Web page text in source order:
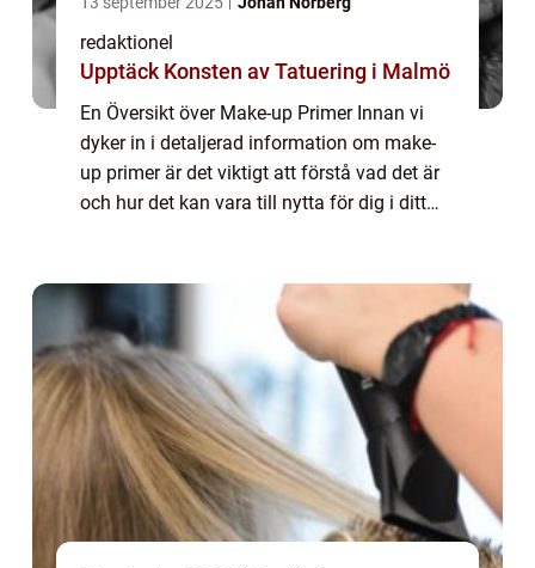
redaktionel
Upptäck Konsten av Tatuering i Malmö
En Översikt över Make-up Primer Innan vi
dyker in i detaljerad information om make-
up primer är det viktigt att förstå vad det är
och hur det kan vara till nytta för dig i ditt